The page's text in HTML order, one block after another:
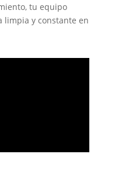
tu equipo
limpia y constante en